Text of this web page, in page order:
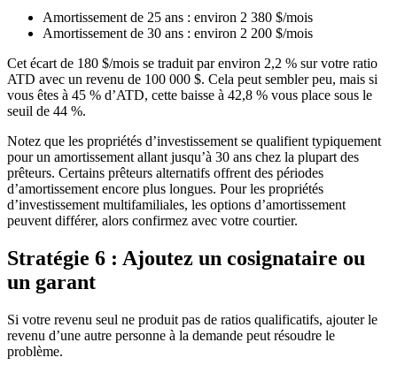
Amortissement de 25 ans : environ 2 380 $/mois
Amortissement de 30 ans : environ 2 200 $/mois
Cet écart de 180 $/mois se traduit par environ 2,2 % sur votre ratio
ATD avec un revenu de 100 000 $. Cela peut sembler peu, mais si
vous êtes à 45 % d’ATD, cette baisse à 42,8 % vous place sous le
seuil de 44 %.
Notez que les propriétés d’investissement se qualifient typiquement
pour un amortissement allant jusqu’à 30 ans chez la plupart des
prêteurs. Certains prêteurs alternatifs offrent des périodes
d’amortissement encore plus longues. Pour les propriétés
d’investissement multifamiliales, les options d’amortissement
peuvent différer, alors confirmez avec votre courtier.
Stratégie 6 : Ajoutez un cosignataire ou
un garant
Si votre revenu seul ne produit pas de ratios qualificatifs, ajouter le
revenu d’une autre personne à la demande peut résoudre le
problème.